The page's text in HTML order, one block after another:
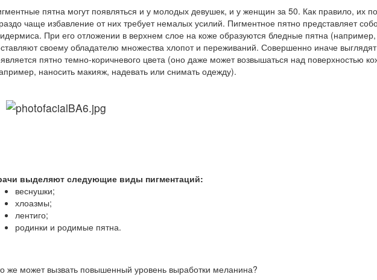
пятна могут появляться и у молодых девушек, и у женщин за 50. Как правило, их
чаще избавление от них требует немалых усилий. Пигментное пятно представляет
При его отложении в верхнем слое на коже образуются бледные пятна
своему обладателю множества хлопот и переживаний. Совершенно иначе
пятно темно-коричневого цвета (оно даже может возвышаться над
наносить макияж, надевать или снимать одежду).
выделяют следующие виды пигментаций:
веснушки;
хлоазмы;
лентиго;
родинки и родимые пятна.
же может вызвать повышенный уровень выработки меланина?